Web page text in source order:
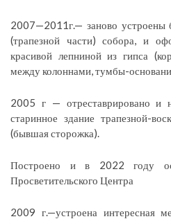
2007—2011г.— заново устроены
(трапезной части) собора, и
красивой лепниной из гипса
между колоннами, тумбы-
2005 г — отреставрировано и
старинное здание трапезной-
(бывшая сторожка).
Построено и в 2022 году
Просветительского Центра
2009 г.—устроена интересная